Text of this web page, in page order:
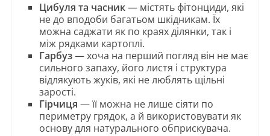
Цибуля та часник— містять фітонциди, які
не до вподоби багатьом шкідникам. Їх
можна саджати як по краях ділянки, так і
між рядками картоплі.
Гарбуз— хоча на перший погляд він не має
сильного запаху, його листя і структура
відлякують жуків, які не люблять щільні
зарості.
Гірчиця — її можна не лише сіяти по
периметру грядок, а й використовувати як
основу для натурального обприскувача.